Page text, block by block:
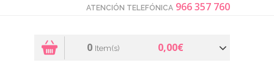
ATENCIÓN TELEFÓNICA 966 357 760
0 Item(s) 0,00€